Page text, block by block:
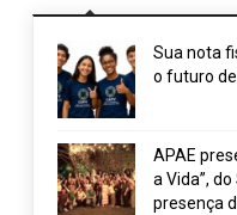
Sua nota
o futuro
APAE
a Vida”,
presença